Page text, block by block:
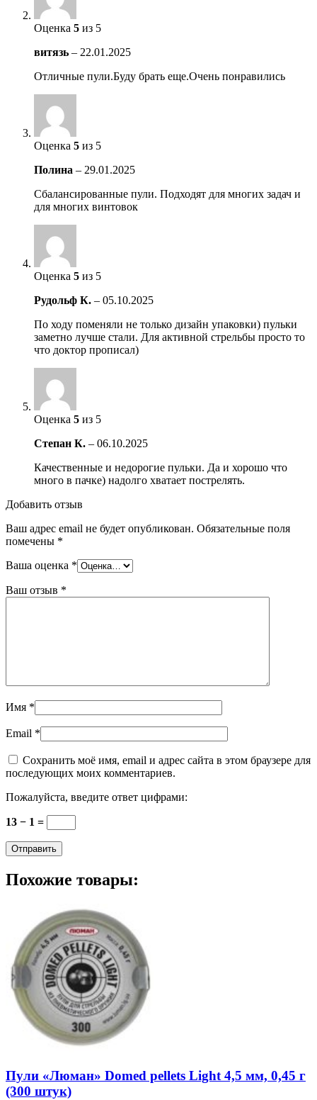
Оценка 5 из 5
витязь – 22.01.2025
Отличные пули.Буду брать еще.Очень понравились
Оценка 5 из 5
Полина – 29.01.2025
Сбалансированные пули. Подходят для многих задач и
для многих винтовок
Оценка 5 из 5
Рудольф К. – 05.10.2025
По ходу поменяли не только дизайн упаковки) пульки
заметно лучше стали. Для активной стрельбы просто то
что доктор прописал)
Оценка 5 из 5
Степан К. – 06.10.2025
Качественные и недорогие пульки. Да и хорошо что
много в пачке) надолго хватает пострелять.
Добавить отзыв
Ваш адрес email не будет опубликован. Обязательные поля
помечены *
Ваша оценка *
Ваш отзыв *
Имя *
Email *
Сохранить моё имя, email и адрес сайта в этом браузере для
последующих моих комментариев.
Пожалуйста, введите ответ цифрами:
13 − 1 =
Похожие товары:
Пули «Люман» Domed pellets Light 4,5 мм, 0,45 г
(300 штук)